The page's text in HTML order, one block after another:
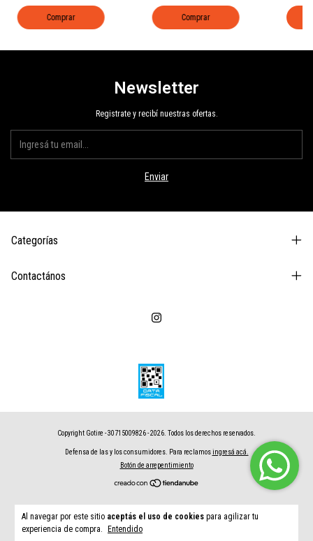
Al navegar por este sitio aceptás el uso de cookies para agilizar tu
experiencia de compra.
Entendido
Comprar Comprar
Newsletter
Registrate y recibí nuestras ofertas.
Categorías
Contactános
Copyright Gotire - 30715009826 - 2026. Todos los derechos reservados.
Defensa de las y los consumidores. Para reclamos ingresá acá.
Botón de arrepentimiento